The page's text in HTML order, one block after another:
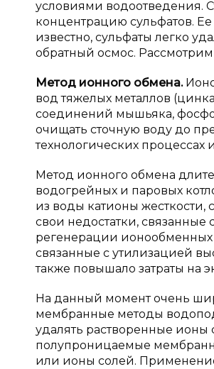
условиями водоотведения.
концентрацию сульфатов.
известно, сульфаты легко
обратный осмос.
Метод ионного обмена.
вод тяжелых металлов
соединений мышьяка,
очищать сточную воду до
технологических процессах
Метод ионного обмена
водогрейных и паровых
из воды катионы жесткости,
свои недостатки,
регенерации ионообменных
связанные с утилизацией
также повышало затраты на
На данный момент очень
мембранные методы
удалять растворенные
полупроницаемые
или ионы солей.